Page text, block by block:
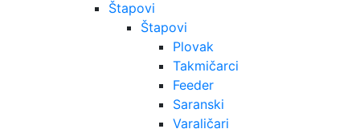
Štapovi
Štapovi
Plovak
Takmičarci
Feeder
Saranski
Varaličari